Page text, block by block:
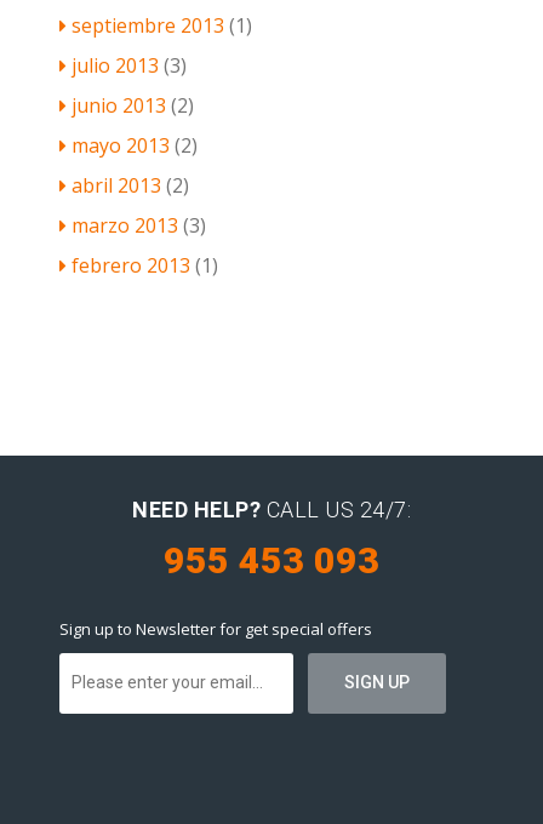
septiembre 2013 (1)
julio 2013 (3)
junio 2013 (2)
mayo 2013 (2)
abril 2013 (2)
marzo 2013 (3)
febrero 2013 (1)
NEED HELP? CALL US 24/7:
955 453 093
Sign up to Newsletter for get special offers